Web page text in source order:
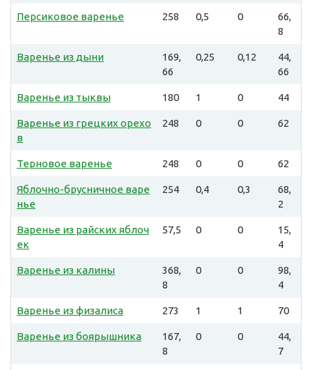
Персиковое варенье 258 0,5 0
66,
8
Варенье из дыни
169,
66
0,25 0,12
44,
66
Варенье из тыквы 180 1 0 44
Варенье из грецких орехо
в
248 0 0 62
Терновое варенье 248 0 0 62
Яблочно-брусничное варе
нье
254 0,4 0,3
68,
2
Варенье из райских яблоч
ек
57,5 0 0
15,
4
Варенье из калины
368,
8
0 0
98,
4
Варенье из физалиса 273 1 1 70
Варенье из боярышника
167,
8
0 0
44,
7